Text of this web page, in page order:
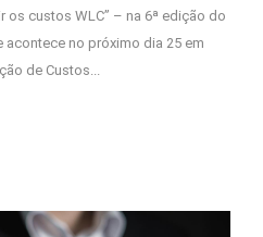
os custos WLC” – na 6ª edição do
acontece no próximo dia 25 em
de Custos...